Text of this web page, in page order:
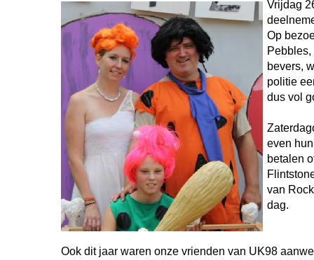
Vrijdag
Op
bevers,
politie
dus vol
even
betalen
van
dag.
Ook dit jaar waren onze vrienden van UK98